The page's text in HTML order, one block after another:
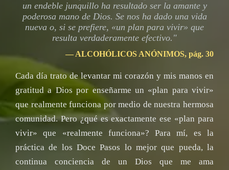
un endeble junquillo ha resultado ser la amante y
poderosa mano de Dios. Se nos ha dado una vida
nueva o, si se prefiere, «un plan para vivir» que
resulta verdaderamente efectivo."
— ALCOHÓLICOS ANÓNIMOS, pág. 30
Cada día trato de levantar mi corazón y mis manos en
gratitud a Dios por enseñarme un «plan para vivir»
que realmente funciona por medio de nuestra hermosa
comunidad. Pero ¿qué es exactamente ese «plan para
vivir» que «realmente funciona»? Para mí, es la
práctica de los Doce Pasos lo mejor que pueda, la
continua conciencia de un Dios que me ama